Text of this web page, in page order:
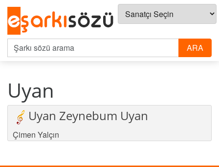
Uyan
Uyan Zeynebum Uyan
Çimen Yalçın